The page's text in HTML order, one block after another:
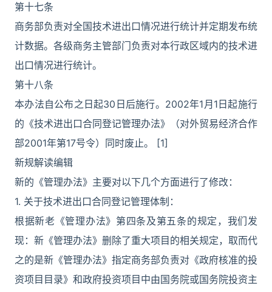
第十七条
商务部负责对全国技术进出口情况进行统计并定期发布统
计数据。各级商务主管部门负责对本行政区域内的技术进
出口情况进行统计。
第十八条
本办法自公布之日起30日后施行。2002年1月1日起施行
的《技术进出口合同登记管理办法》（对外贸易经济合作
部2001年第17号令）同时废止。 [1]
新规解读编辑
新的《管理办法》主要对以下几个方面进行了修改：
1. 关于技术进出口合同登记管理体制：
根据新老《管理办法》第四条及第五条的规定，我们发
现：新《管理办法》删除了重大项目的相关规定，取而代
之的是新《管理办法》指定商务部负责对《政府核准的投
资项目目录》和政府投资项目中由国务院或国务院投资主